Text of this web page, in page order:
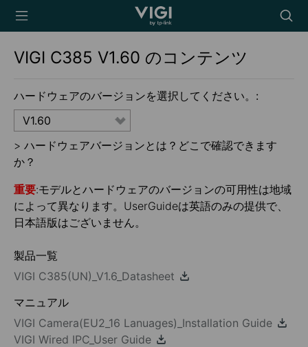
TP-Link, Reliably
icon
VIGI C385 V1.60 のコンテンツ
ハードウェアのバージョンを選択してください。:
V1.60
> ハードウェアバージョンとは？どこで確認できます
か？
重要:モデルとハードウェアのバージョンの可用性は地域
によって異なります。UserGuideは英語のみの提供で、
日本語版はございません。
製品一覧
VIGI C385(UN)_V1.6_Datasheet
マニュアル
VIGI Camera(EU2_16 Lanuages)_Installation Guide
VIGI Wired IPC_User Guide